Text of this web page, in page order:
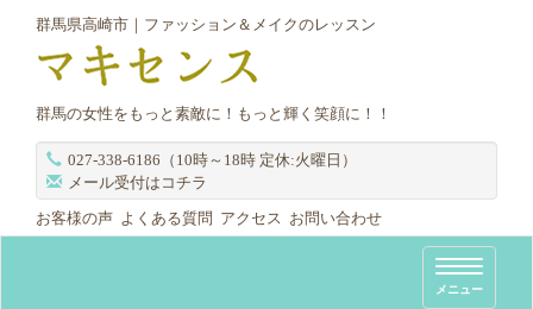
群馬県高崎市｜ファッション＆メイクのレッスン
群馬の女性をもっと素敵に！もっと輝く笑顔に！！
027-338-6186（10時～18時 定休:火曜日）
メール受付はコチラ
お客様の声 よくある質問 アクセス お問い合わせ
T
o
メニュー